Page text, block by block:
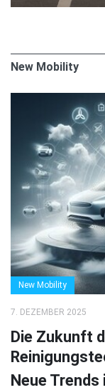
New Mobility
New Mobility
7. DEZEMBER 2025
Die Zukunft
Neue